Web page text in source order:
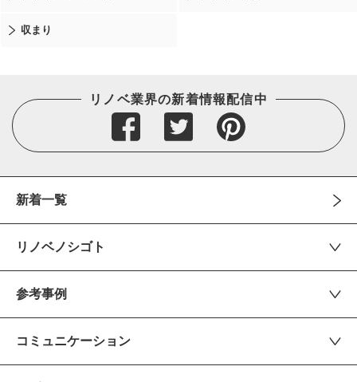
収まり
リノベ業界の新着情報配信中
新着一覧
リノベノシゴト
参考事例
コミュニケーション